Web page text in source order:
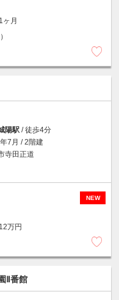
1ヶ月
）
陽駅/ 徒歩4分
7月 / 2階建
寺田正道
NEW
12万円
Ⅱ番館